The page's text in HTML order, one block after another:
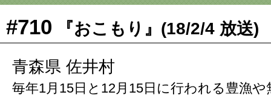
#710 『おこもり』(18/2/4 放送)
青森県 佐井村
毎年1月15日と12月15日に行われる豊漁